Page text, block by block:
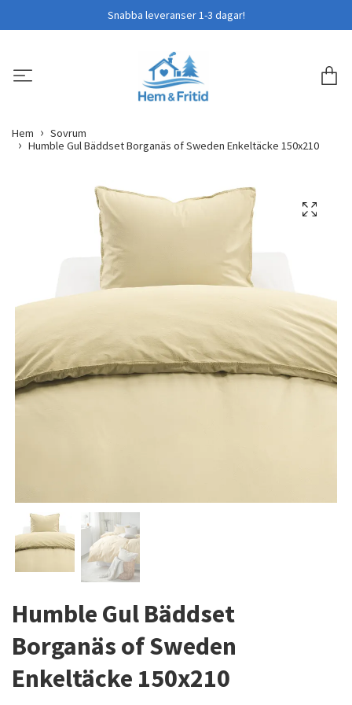
Snabba leveranser 1-3 dagar!
Hem
Sovrum
Humble Gul Bäddset Borganäs of Sweden Enkeltäcke 150x210
Humble Gul Bäddset
Borganäs of Sweden
Enkeltäcke 150x210